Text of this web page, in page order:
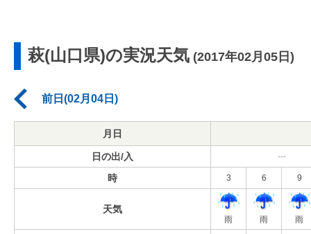
萩(山口県)の実況天気 (2017年02月05日)
前日(02月04日)
月日
日の出/入 ---
時 3 6 9
天気
雨 雨 雨